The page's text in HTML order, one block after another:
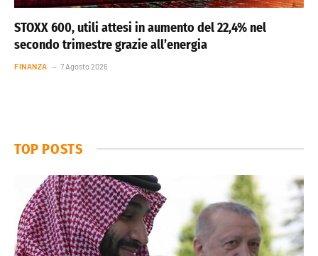
STOXX 600, utili attesi in aumento del 22,4% nel
secondo trimestre grazie all’energia
FINANZA 7 Agosto 2026
TOP POSTS